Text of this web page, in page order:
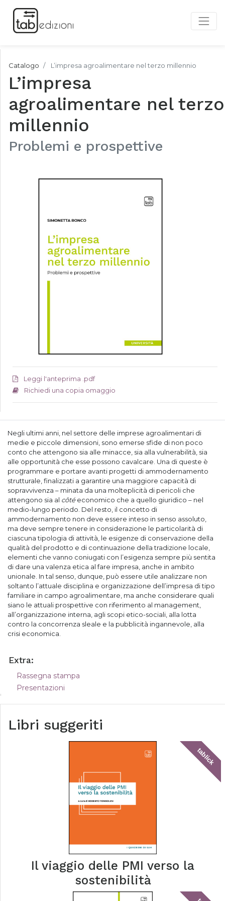
Catalogo L’impresa agroalimentare nel terzo millennio
L’impresa
agroalimentare nel terzo
millennio
Problemi e prospettive
Leggi l'anteprima .pdf
Richiedi una copia omaggio
Negli ultimi anni, nel settore delle imprese agroalimentari di
medie e piccole dimensioni, sono emerse sfide di non poco
conto che attengono sia alle minacce, sia alla vulnerabilità, sia
alle opportunità che esse possono cavalcare. Una di queste è
programmare e portare avanti progetti di ammodernamento
strutturale, finalizzati a garantire una maggiore capacità di
sopravvivenza – minata da una molteplicità di pericoli che
attengono sia al côtéeconomico che a quello giuridico – nel
medio-lungo periodo. Del resto, il concetto di
ammodernamento non deve essere inteso in senso assoluto,
ma deve sempre tenere in considerazione le particolarità di
ciascuna tipologia di attività, le esigenze di conservazione della
qualità del prodotto e di continuazione della tradizione locale,
elementi che vanno coniugati con l’esigenza sempre più sentita
di dare una valenza etica al fare impresa, anche in ambito
unionale. In tal senso, dunque, può essere utile analizzare non
soltanto l’attuale disciplina e organizzazione dell’impresa di tipo
familiare in campo agroalimentare, ma anche considerare quali
siano le attuali prospettive con riferimento al management,
all’organizzazione interna, agli scopi etico-sociali, alla lotta
contro la concorrenza sleale e la pubblicità ingannevole, alla
crisi economica.
Extra:
Rassegna stampa
Presentazioni
Libri suggeriti
tablick
Il viaggio delle PMI verso la
sostenibilità